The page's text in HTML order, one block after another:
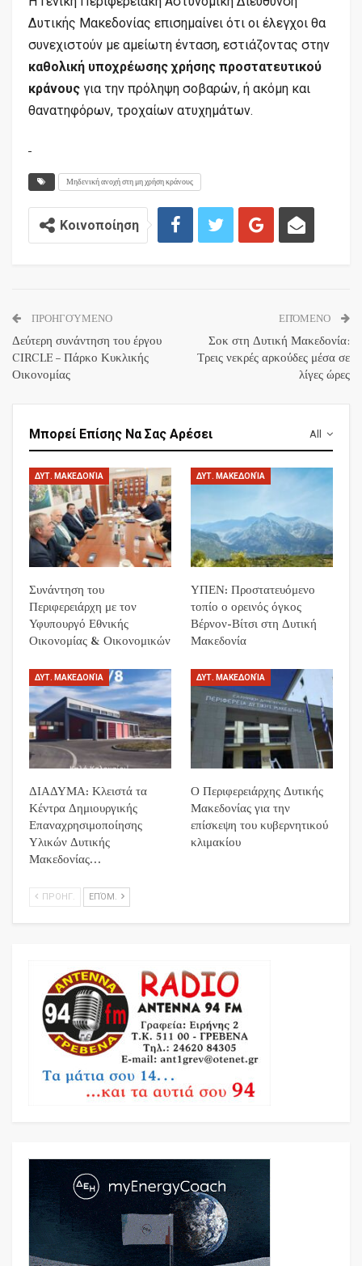
Δυτικής Μακεδονίας επισημαίνει ότι οι έλεγχοι θα
συνεχιστούν με αμείωτη ένταση, εστιάζοντας στην
καθολική υποχρέωσης χρήσης προστατευτικού
κράνους για την πρόληψη σοβαρών, ή ακόμη και
θανατηφόρων, τροχαίων ατυχημάτων.
Μηδενική ανοχή στη μη χρήση κράνους
Κοινοποίηση
ΠΡΟΗΓΟΎΜΕΝΟ
Δεύτερη συνάντηση του έργου
CIRCLE – Πάρκο Κυκλικής
Οικονομίας
ΕΠΌΜΕΝΟ
Σοκ στη Δυτική Μακεδονία:
Τρεις νεκρές αρκούδες μέσα σε
λίγες ώρες
All
Μπορεί Επίσης Να Σας Αρέσει
ΔΥΤ. ΜΑΚΕΔΟΝΊΑ
Συνάντηση του
Περιφερειάρχη με τον
Υφυπουργό Εθνικής
Οικονομίας & Οικονομικών
ΔΥΤ. ΜΑΚΕΔΟΝΊΑ
ΥΠΕΝ: Προστατευόμενο
τοπίο ο ορεινός όγκος
Βέρνον-Βίτσι στη Δυτική
Μακεδονία
ΔΥΤ. ΜΑΚΕΔΟΝΊΑ
ΔΙΑΔΥΜΑ: Κλειστά τα
Κέντρα Δημιουργικής
Επαναχρησιμοποίησης
Υλικών Δυτικής
Μακεδονίας…
ΔΥΤ. ΜΑΚΕΔΟΝΊΑ
Ο Περιφερειάρχης Δυτικής
Μακεδονίας για την
επίσκεψη του κυβερνητικού
κλιμακίου
ΠΡΟΗΓ. ΕΠΌΜ.